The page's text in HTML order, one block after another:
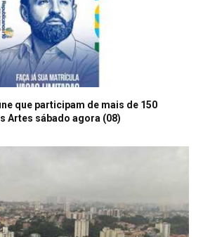
que participam de mais de 150
Artes sábado agora (08)